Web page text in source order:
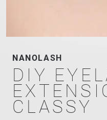
NANOLASH
DIY
CLASSY